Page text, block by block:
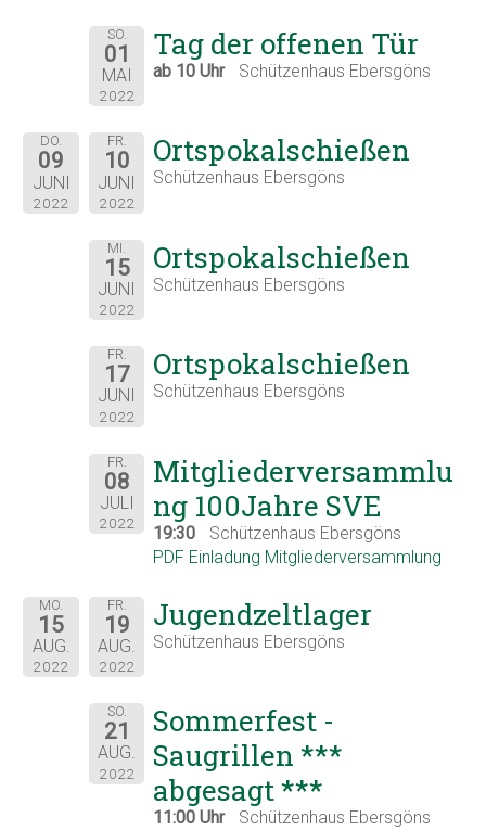
SO.
01
MAI
2022
Tag der offenen Tür
ab 10 Uhr Schützenhaus Ebersgöns
DO.
09
JUNI
2022
FR.
10
JUNI
2022
Ortspokalschießen
Schützenhaus Ebersgöns
MI.
15
JUNI
2022
Ortspokalschießen
Schützenhaus Ebersgöns
FR.
17
JUNI
2022
Ortspokalschießen
Schützenhaus Ebersgöns
FR.
08
JULI
2022
Mitgliederversammlu
ng 100Jahre SVE
19:30
Schützenhaus Ebersgöns
PDF Einladung Mitgliederversammlung
MO.
15
AUG.
2022
FR.
19
AUG.
2022
Jugendzeltlager
Schützenhaus Ebersgöns
SO.
21
AUG.
2022
Sommerfest -
Saugrillen ***
abgesagt ***
11:00 Uhr
Schützenhaus Ebersgöns